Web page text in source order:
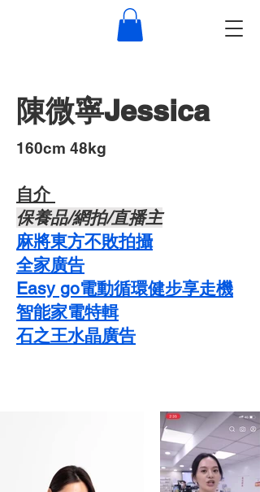
陳微寧Jessica
​160cm 48kg
自介 ​
​保養品/網拍/直播主
麻將東方不敗拍攝
​全家廣告
Easy go電動循環健步享走機
智能家電特輯
石之王水晶廣告